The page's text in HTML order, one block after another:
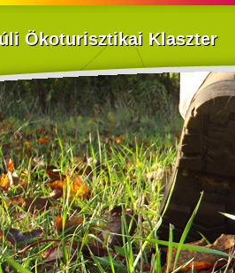
Ökoturisztikai Klaszter